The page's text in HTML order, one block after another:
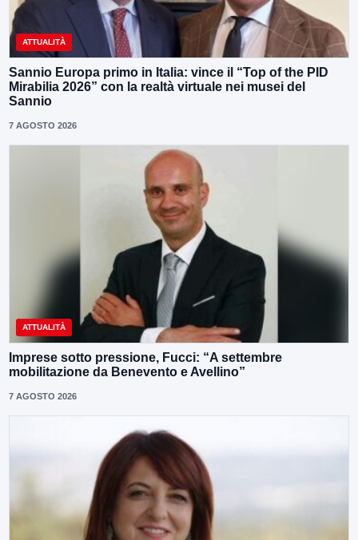
ATTUALITÀ
Sannio Europa primo in Italia: vince il “Top of the PID
Mirabilia 2026” con la realtà virtuale nei musei del
Sannio
7 AGOSTO 2026
ATTUALITÀ
Imprese sotto pressione, Fucci: “A settembre
mobilitazione da Benevento e Avellino”
7 AGOSTO 2026